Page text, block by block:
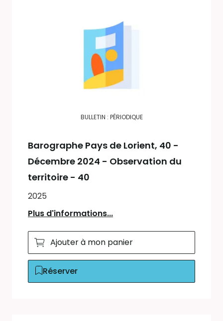
BULLETIN : PÉRIODIQUE
Barographe Pays de Lorient, 40 -
Décembre 2024 - Observation du
territoire - 40
2025
Plus d'informations...
Ajouter à mon panier
Réserver